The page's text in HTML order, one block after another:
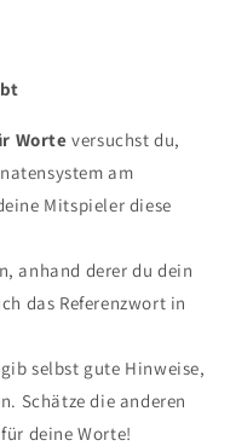
Worte versuchst du,
am
Mitspieler diese
anhand derer du dein
das Referenzwort in
selbst gute Hinweise,
Schätze die anderen
deine Worte!